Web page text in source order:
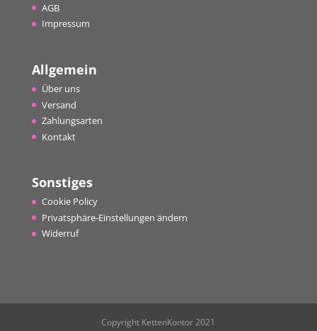
AGB
Impressum
Allgemein
Über uns
Versand
Zahlungsarten
Kontakt
Sonstiges
Cookie Policy
Privatsphäre-Einstellungen ändern
Widerruf
Copyright KettenKontor 2021